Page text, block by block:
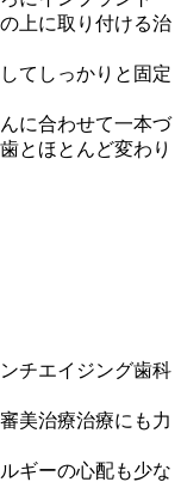
上に取り付ける治
てしっかりと固定
に合わせて一本づ
とほとんど変わり
チエイジング歯科
美治療治療にも力
ギーの心配も少な